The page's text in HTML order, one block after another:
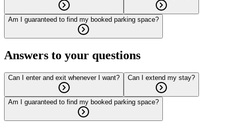
Am I guaranteed to find my booked parking space?
Answers to your questions
Can I enter and exit whenever I want? Can I extend my stay?
Am I guaranteed to find my booked parking space?